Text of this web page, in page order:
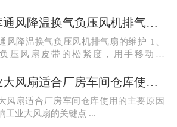
仓库通风降温换气负压风机排气扇维护保养
风降温换气负压风机排气扇的维护 1、
压风扇皮带的松紧度，用手移动风
工业大风扇适合厂房车间仓库使用的主要原因
风扇适合厂房车间仓库使用的主要原因
A.影响工业大风扇的关键点 ...